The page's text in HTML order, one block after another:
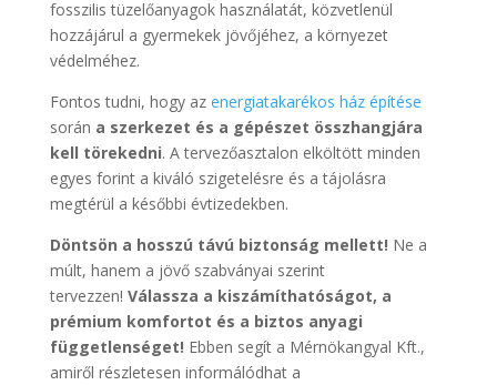
fosszilis tüzelőanyagok használatát, közvetlenül
hozzájárul a gyermekek jövőjéhez, a környezet
védelméhez.
Fontos tudni, hogy az energiatakarékos ház építése
során a szerkezet és a gépészet összhangjára
kell törekedni. A tervezőasztalon elköltött minden
egyes forint a kiváló szigetelésre és a tájolásra
megtérül a későbbi évtizedekben.
Döntsön a hosszú távú biztonság mellett! Ne a
múlt, hanem a jövő szabványai szerint
tervezzen! Válassza a kiszámíthatóságot, a
prémium komfortot és a biztos anyagi
függetlenséget! Ebben segít a Mérnökangyal Kft.,
amiről részletesen informálódhat a